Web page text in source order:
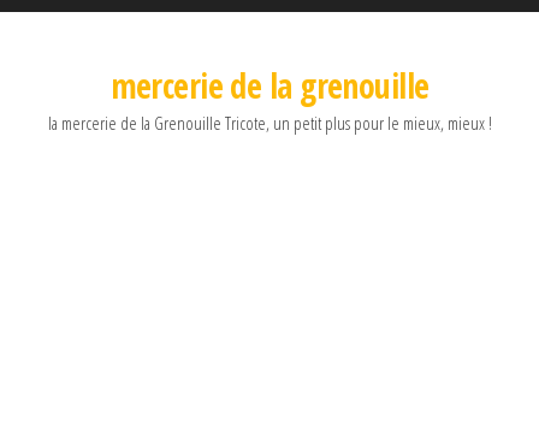
mercerie de la grenouille
la mercerie de la Grenouille Tricote, un petit plus pour le mieux, mieux !